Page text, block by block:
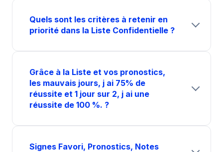
Quels sont les critères à retenir en
priorité dans la Liste Confidentielle ?
Grâce à la Liste et vos pronostics,
les mauvais jours, j ai 75% de
réussite et 1 jour sur 2, j ai une
réussite de 100 %. ?
Signes Favori, Pronostics, Notes